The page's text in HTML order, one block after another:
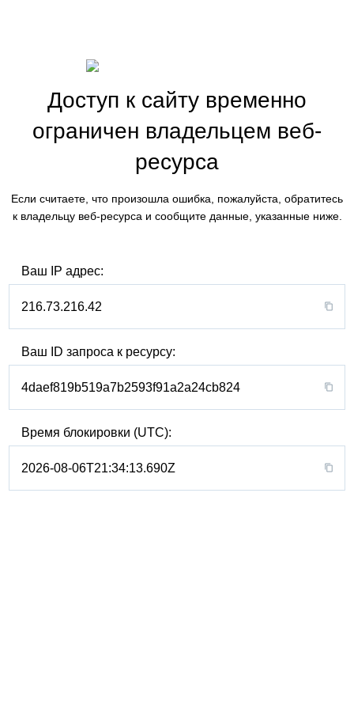
Доступ к сайту временно
ограничен владельцем веб-
ресурса
Если считаете, что произошла ошибка, пожалуйста, обратитесь
к владельцу веб-ресурса и сообщите данные, указанные ниже.
Ваш IP адрес:
216.73.216.42
Ваш ID запроса к ресурсу:
4daef819b519a7b2593f91a2a24cb824
Время блокировки (UTC):
2026-08-06T21:34:13.690Z